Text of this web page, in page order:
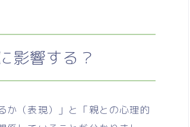
影響する？
（表現）」と「親との心理的